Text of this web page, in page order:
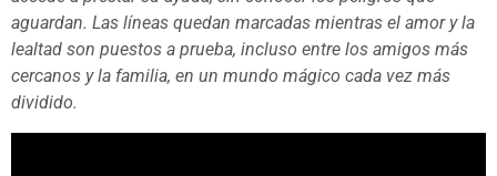
aguardan. Las líneas quedan marcadas mientras el amor y la
lealtad son puestos a prueba, incluso entre los amigos más
cercanos y la familia, en un mundo mágico cada vez más
dividido.